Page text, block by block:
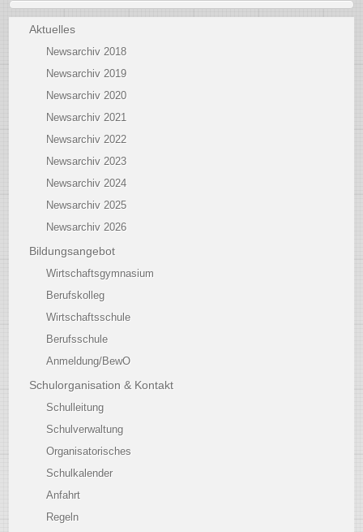
Aktuelles
Newsarchiv 2018
Newsarchiv 2019
Newsarchiv 2020
Newsarchiv 2021
Newsarchiv 2022
Newsarchiv 2023
Newsarchiv 2024
Newsarchiv 2025
Newsarchiv 2026
Bildungsangebot
Wirtschaftsgymnasium
Berufskolleg
Wirtschaftsschule
Berufsschule
Anmeldung/BewO
Schulorganisation & Kontakt
Schulleitung
Schulverwaltung
Organisatorisches
Schulkalender
Anfahrt
Regeln